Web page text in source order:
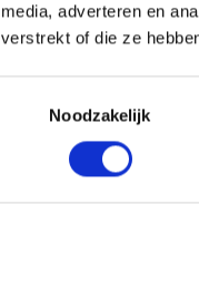
media, adverteren en
verstrekt of die ze
Noodzakelijk
pyrite
€ 630,34